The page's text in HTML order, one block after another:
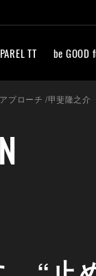
TT be GOOD
プローチ /甲斐隆之介